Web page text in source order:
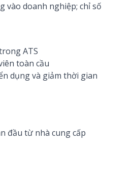
vào doanh nghiệp; chỉ số
ATS
toàn cầu
dụng và giảm thời gian
đầu từ nhà cung cấp